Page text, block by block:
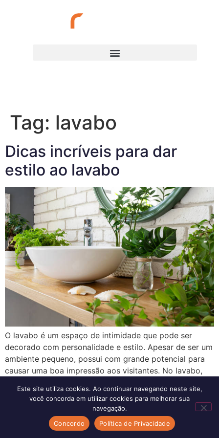
Tag: lavabo
Dicas incríveis para dar
estilo ao lavabo
O lavabo é um espaço de intimidade que pode ser
decorado com personalidade e estilo. Apesar de ser um
ambiente pequeno, possui com grande potencial para
causar uma boa impressão aos visitantes. No lavabo,
como azulejos e papel de parede, até os acessórios,
como espelhos, toalheiros e […]
Este site utiliza cookies. Ao continuar navegando neste site,
você concorda em utilizar cookies para melhorar sua
navegação.
Concordo
Política de Privacidade